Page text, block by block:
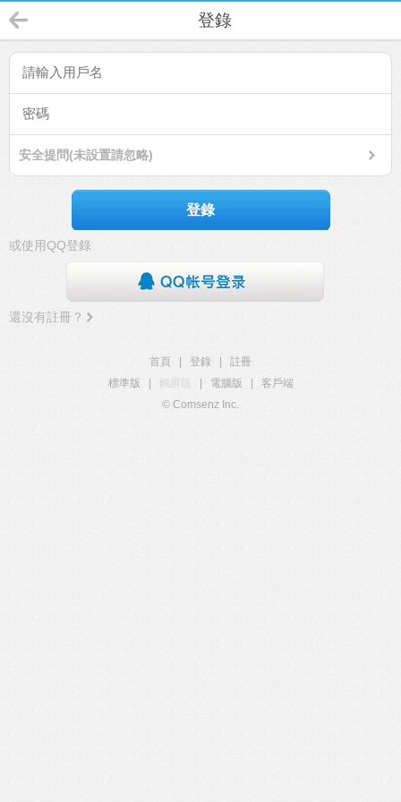
登錄
安全提問(未設置請忽略)
登錄
或使用QQ登錄
還沒有註冊？
首頁 登錄
註冊
標準版
觸屏版 電腦版
客戶端
© Comsenz Inc.